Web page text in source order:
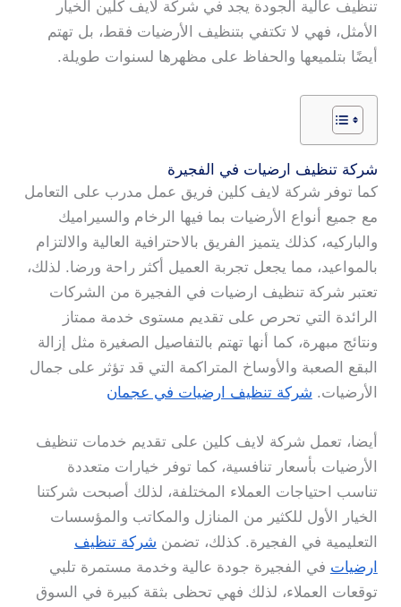
تنظيف عالية الجودة يجد في شركة لايف كلين الخيار
الأمثل، فهي لا تكتفي بتنظيف الأرضيات فقط، بل تهتم
أيضًا بتلميعها والحفاظ على مظهرها لسنوات طويلة.
شركة تنظيف ارضيات في الفجيرة
كما توفر شركة لايف كلين فريق عمل مدرب على التعامل
مع جميع أنواع الأرضيات بما فيها الرخام والسيراميك
والباركيه، كذلك يتميز الفريق بالاحترافية العالية والالتزام
بالمواعيد، مما يجعل تجربة العميل أكثر راحة ورضا. لذلك،
تعتبر شركة تنظيف ارضيات في الفجيرة من الشركات
الرائدة التي تحرص على تقديم مستوى خدمة ممتاز
ونتائج مبهرة، كما أنها تهتم بالتفاصيل الصغيرة مثل إزالة
البقع الصعبة والأوساخ المتراكمة التي قد تؤثر على جمال
الأرضيات. شركة تنظيف ارضيات في عجمان
أيضا، تعمل شركة لايف كلين على تقديم خدمات تنظيف
الأرضيات بأسعار تنافسية، كما توفر خيارات متعددة
تناسب احتياجات العملاء المختلفة، لذلك أصبحت شركتنا
الخيار الأول للكثير من المنازل والمكاتب والمؤسسات
التعليمية في الفجيرة. كذلك، تضمن شركة تنظيف
ارضيات في الفجيرة جودة عالية وخدمة مستمرة تلبي
توقعات العملاء، لذلك فهي تحظى بثقة كبيرة في السوق